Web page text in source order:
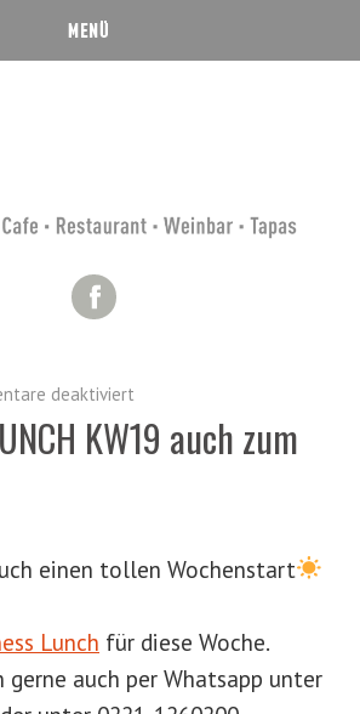
Facebook
deaktiviert
KW19 auch zum
einen tollen Wochenstart
Lunch für diese Woche.
auch per Whatsapp unter